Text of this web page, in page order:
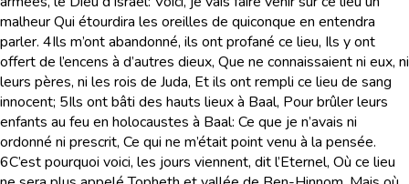
malheur Qui étourdira les oreilles de quiconque en entendra
parler. 4Ils m’ont abandonné, ils ont profané ce lieu, Ils y ont
offert de l’encens à d’autres dieux, Que ne connaissaient ni eux, ni
leurs pères, ni les rois de Juda, Et ils ont rempli ce lieu de sang
innocent; 5Ils ont bâti des hauts lieux à Baal, Pour brûler leurs
enfants au feu en holocaustes à Baal: Ce que je n’avais ni
ordonné ni prescrit, Ce qui ne m’était point venu à la pensée.
6C’est pourquoi voici, les jours viennent, dit l’Eternel, Où ce lieu